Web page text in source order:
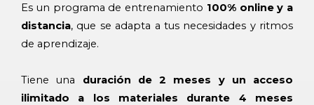
Es un programa de entrenamiento 100% online y a
distancia, que se adapta a tus necesidades y ritmos
de aprendizaje.
Tiene una duración de 2 meses y un acceso
ilimitado a los materiales durante 4 meses